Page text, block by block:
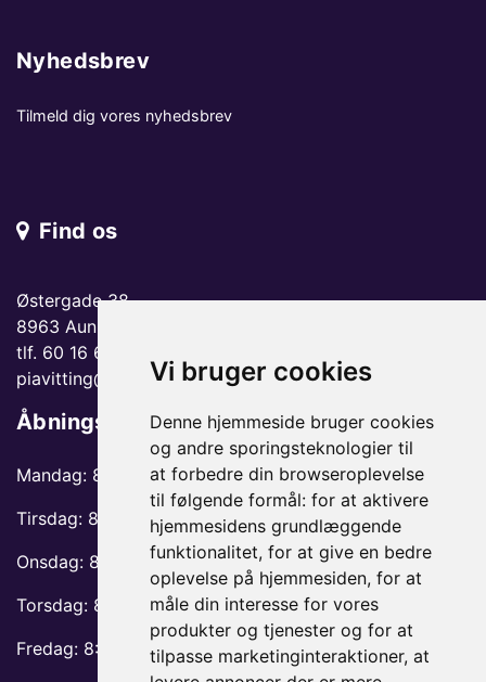
Vi bruger cookies
Denne hjemmeside bruger cookies
og andre sporingsteknologier til
at forbedre din browseroplevelse
til følgende formål: for at aktivere
hjemmesidens grundlæggende
funktionalitet, for at give en bedre
oplevelse på hjemmesiden, for at
måle din interesse for vores
produkter og tjenester og for at
tilpasse marketinginteraktioner, at
Nyhedsbrev
Tilmeld dig vores nyhedsbrev
Find os
Østergade 38
8963 Auning
tlf. 60 16 66 06
piavitting@gmail.com
Åbningstider
Mandag: 8:30-12 og 13:30-17
Tirsdag: 8:30-13 og 14:30-17
Onsdag: 8:30-13 og 14:30-17
Torsdag: 8:30-13 og 14:30-17
Fredag: 8:30-12 og 13:30-17